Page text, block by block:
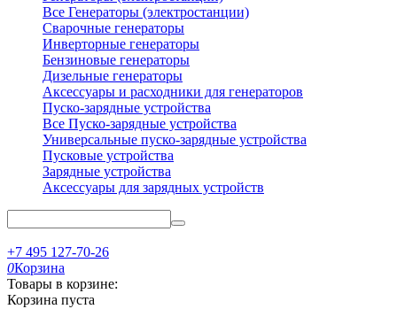
Все Генераторы (электростанции)
Сварочные генераторы
Инверторные генераторы
Бензиновые генераторы
Дизельные генераторы
Аксессуары и расходники для генераторов
Пуско-зарядные устройства
Все Пуско-зарядные устройства
Универсальные пуско-зарядные устройства
Пусковые устройства
Зарядные устройства
Аксессуары для зарядных устройств
+7 495 127-70-26
0Корзина
Товары в корзине:
Корзина пуста